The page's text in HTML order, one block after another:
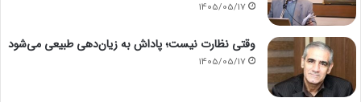
1405/05/17
وقتی نظارت نیست؛ پاداش به زیان‌دهی طبیعی می‌شود
1405/05/17